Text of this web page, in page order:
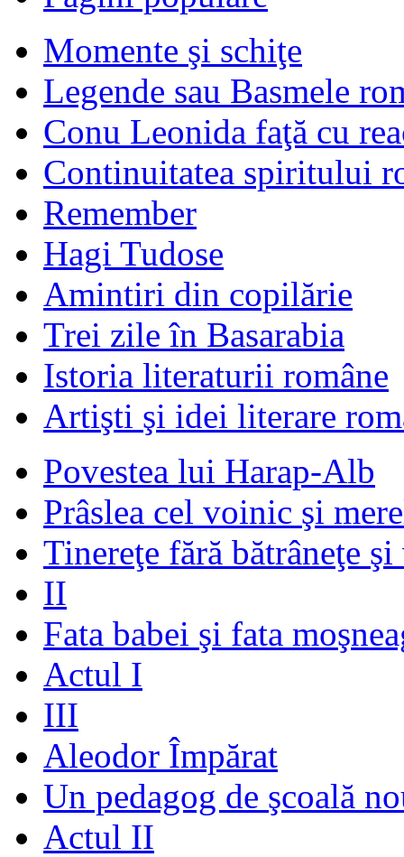
Momente şi schiţe
Legende sau Basmele
Conu Leonida faţă cu
Continuitatea spiritului
Remember
Hagi Tudose
Amintiri din copilărie
Trei zile în Basarabia
Istoria literaturii române
Artişti şi idei literare
Povestea lui Harap-Alb
Prâslea cel voinic şi
Tinereţe fără bătrâneţe
II
Fata babei şi fata
Actul I
III
Aleodor Împărat
Un pedagog de şcoală
Actul II